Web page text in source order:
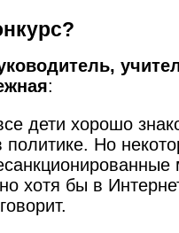
:
дети хорошо
политике. Но
хотя бы в